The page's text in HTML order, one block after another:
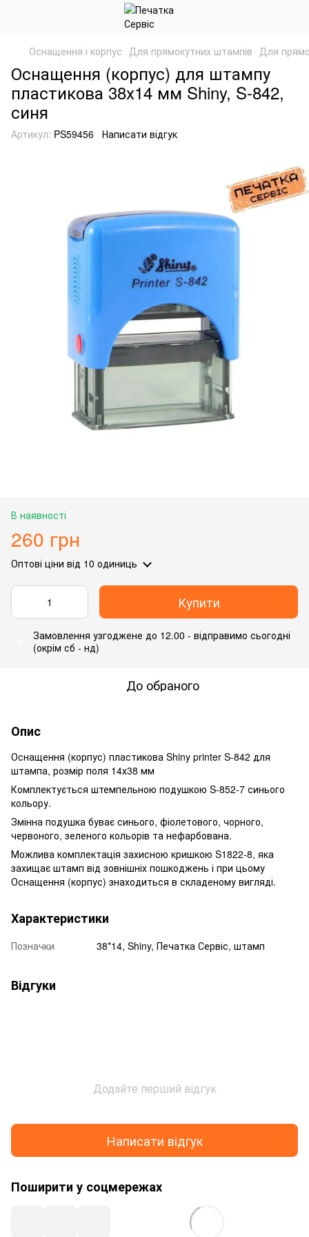
Оснащення і корпус Для прямокутних штампів Для
Оснащення (корпус) для штампу
пластикова 38х14 мм Shiny, S-842,
синя
Артикул: PS59456 Написати відгук
В наявності
260 грн
Оптові ціни від 10 одиниць
Купити
Замовлення узгоджене до 12.00 - відправимо сьогодні
(окрім сб - нд)
До обраного
Опис
Оснащення (корпус) пластикова Shiny printer S-842 для
штампа, розмір поля 14х38 мм
Комплектується штемпельною подушкою S-852-7 синього
кольору.
Змінна подушка буває синього, фіолетового, чорного,
червоного, зеленого кольорів та нефарбована.
Можлива комплектація захисною кришкою S1822-8, яка
захищає штамп від зовнішніх пошкоджень і при цьому
Оснащення (корпус) знаходиться в складеному вигляді.
Характеристики
Позначки 38*14, Shiny, Печатка Сервіс, штамп
Відгуки
Додайте перший відгук
Написати відгук
Поширити у соцмережах